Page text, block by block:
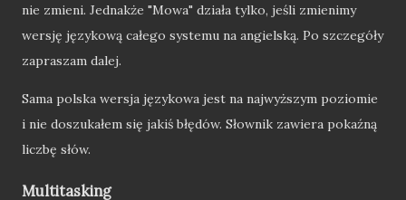
nie zmieni. Jednakże "Mowa" działa tylko, jeśli zmienimy
wersję językową całego systemu na angielską. Po szczegóły
zapraszam dalej.
Sama polska wersja językowa jest na najwyższym poziomie
i nie doszukałem się jakiś błędów. Słownik zawiera pokaźną
liczbę słów.
Multitasking